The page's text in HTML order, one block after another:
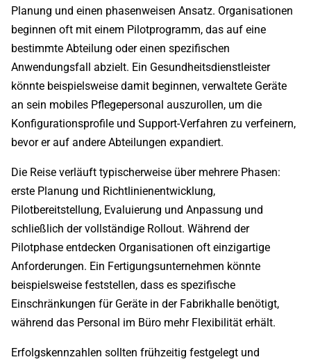
Planung und einen phasenweisen Ansatz. Organisationen
beginnen oft mit einem Pilotprogramm, das auf eine
bestimmte Abteilung oder einen spezifischen
Anwendungsfall abzielt. Ein Gesundheitsdienstleister
könnte beispielsweise damit beginnen, verwaltete Geräte
an sein mobiles Pflegepersonal auszurollen, um die
Konfigurationsprofile und Support-Verfahren zu verfeinern,
bevor er auf andere Abteilungen expandiert.
Die Reise verläuft typischerweise über mehrere Phasen:
erste Planung und Richtlinienentwicklung,
Pilotbereitstellung, Evaluierung und Anpassung und
schließlich der vollständige Rollout. Während der
Pilotphase entdecken Organisationen oft einzigartige
Anforderungen. Ein Fertigungsunternehmen könnte
beispielsweise feststellen, dass es spezifische
Einschränkungen für Geräte in der Fabrikhalle benötigt,
während das Personal im Büro mehr Flexibilität erhält.
Erfolgskennzahlen sollten frühzeitig festgelegt und